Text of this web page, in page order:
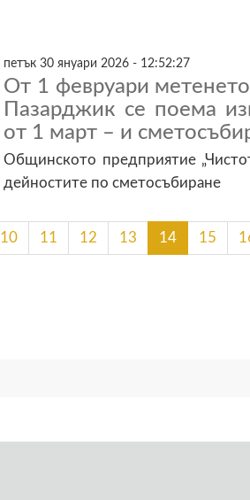
петък 30 януари 2026 - 12:52:27
От 1 февруари
Пазарджик се поема
от 1 март – и
Общинското предприятие
дейностите по сметосъбиране
10 11 12 13 14 15